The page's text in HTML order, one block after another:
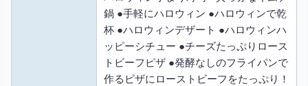
鍋 ●手軽にハロウィン ●ハロウィンで乾
杯 ●ハロウィンデザート ●ハロウィンハ
ッピーシチュー ●チーズたっぷりロース
トビーフピザ ●発酵なしのフライパンで
作るピザにローストビーフをたっぷり！